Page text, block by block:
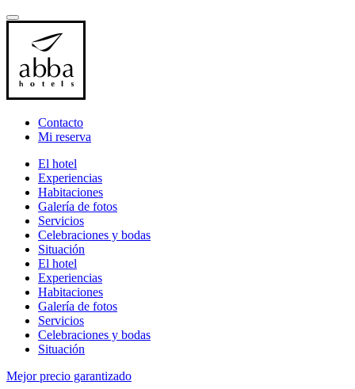
Contacto
Mi reserva
El hotel
Experiencias
Habitaciones
Galería de fotos
Servicios
Celebraciones y bodas
Situación
El hotel
Experiencias
Habitaciones
Galería de fotos
Servicios
Celebraciones y bodas
Situación
Mejor precio garantizado